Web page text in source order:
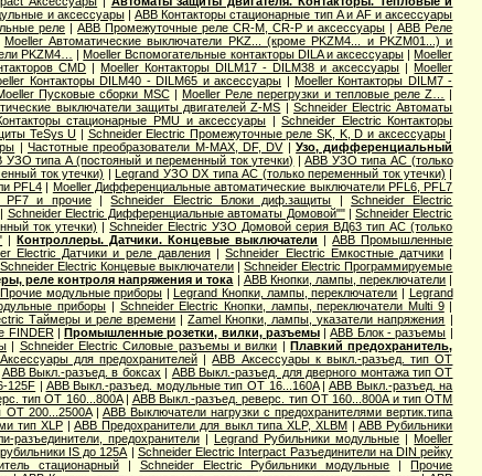
и аксессуары|ABB Контакторы стационарные тип A и AF и аксессуары
реле |ABB Промежуточные реле CR-M, CR-P и аксессуары |ABB Реле
Moeller Автоматические выключатели PKZ... (кроме PKZM4... и PKZM01...) и
PKZM4… |Moeller Вспомогательные контакторы DILA и аксессуары |Moeller
CMD |Moeller Контакторы DILM17 - DILM38 и аксессуары |Moeller
Контакторы DILM40 - DILM65 и аксессуары |Moeller Контакторы DILM7 -
Пусковые сборки MSC|Moeller Реле перегрузки и тепловые реле Z…
|
выключатели защиты двигателей Z-MS | Schneider Electric Автоматы
стационарные PMU и аксессуары |Schneider Electric Контакторы
TeSys U | Schneider Electric Промежуточные реле SK, K, D и аксессуары|
| Частотные преобразователи M-MAX, DF, DV|Узо, дифференциальный
УЗО типа А (постояный и переменный ток утечки) |ABB УЗО типа АС (только
ток утечки) |Legrand УЗО DX типа АС (только переменный ток утечки) |
PFL4 | Moeller Дифференциальные автоматические выключатели PFL6, PFL7
PF7 и прочие|Schneider Electric Блоки диф.защиты |Schneider Electric
| Schneider Electric Дифференциальные автоматы Домовой""|Schneider Electric
ток утечки) |Schneider Electric УЗО Домовой серия ВД63 тип АС (только
|Контроллеры. Датчики. Концевые выключатели |ABB Промышленные
Electric Датчики и реле давления|Schneider Electric Емкостные датчики |
Schneider Electric Концевые выключатели |Schneider Electric Программируемые
реле контроля напряжения и тока | ABB Кнопки, лампы, переключатели |
модульные приборы |Legrand Кнопки, лампы, переключатели | Legrand
приборы | Schneider Electric Кнопки, лампы, переключатели Multi 9|
Таймеры и реле времени |Zamel Кнопки, лампы, указатели напряжения |
FINDER|Промышленные розетки, вилки, разъемы|ABB Блок - разъемы |
| Schneider Electric Силовые разъемы и вилки |Плавкий предохранитель,
для предохранителей |ABB Аксессуары к выкл.-разъед. тип OT
ABB Выкл.-разъед. в боксах | ABB Выкл.-разъед. для дверного монтажа тип OT
125F | ABB Выкл.-разъед. модульные тип OT 16...160A|ABB Выкл.-разъед. на
тип OT 160...800A| ABB Выкл.-разъед. реверс. тип OT 160...800A и тип OTМ
OT 200...2500A| ABB Выключатели нагрузки с предохранителями вертик.типа
тип XLP|ABB Предохранители для выкл типа XLP, XLBM |ABB Рубильники
разъединители, предохранители|Legrand Рубильники модульные |Moeller
IS до 125А | Schneider Electric Interpact Разъединители на DIN рейку
стационарный| Schneider Electric Рубильники модульные |Прочие